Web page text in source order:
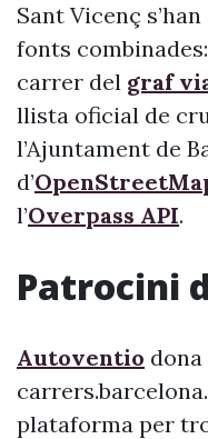
Sant Vicenç
fonts
carrer del graf
llista oficial de
l’Ajuntament de
d’
l’Overpass API.
Patrocini
Autoventio
plataforma per